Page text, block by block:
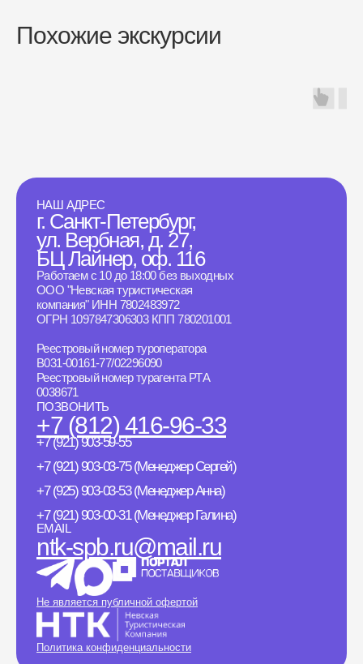
Похожие экскурсии
НАШ АДРЕС
г. Санкт-Петербург,
ул. Вербная, д. 27,
БЦ Лайнер, оф. 116
Работаем с 10 до 18:00 без выходных
ООО "Невская туристическая
компания" ИНН 7802483972
ОГРН 1097847306303 КПП 780201001
Реестровый номер туроператора
B031-00161-77/02296090
Реестровый номер турагента РТА
0038671
ПОЗВОНИТЬ
+7 (812) 416-96-33
+7 (921) 903-59-55
+7 (921) 903-03-75 (Менеджер Сергей)
+7 (925) 903-03-53 (Менеджер Анна)
+7 (921) 903-00-31 (Менеджер Галина)
EMAIL
ntk-spb.ru@mail.ru
Не является публичной офертой
Политика конфиденциальности